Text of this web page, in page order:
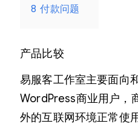
8 付款问题
产品比较
易服客工作室主要面向
WordPress商业用户，
外的互联网环境正常使